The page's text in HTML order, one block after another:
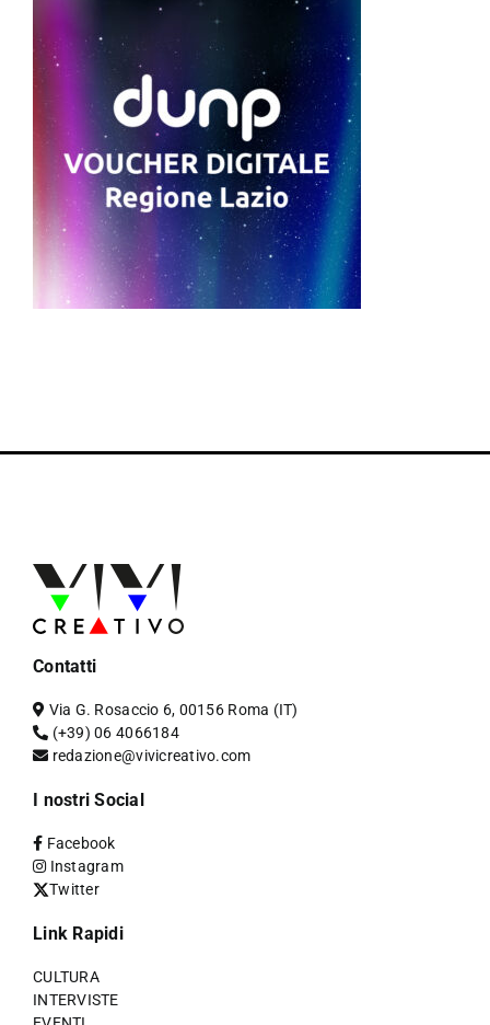
Contatti
Via G. Rosaccio 6, 00156 Roma (IT)
(+39) 06 4066184
redazione@vivicreativo.com
I nostri Social
Facebook
Instagram
Twitter
Link Rapidi
CULTURA
INTERVISTE